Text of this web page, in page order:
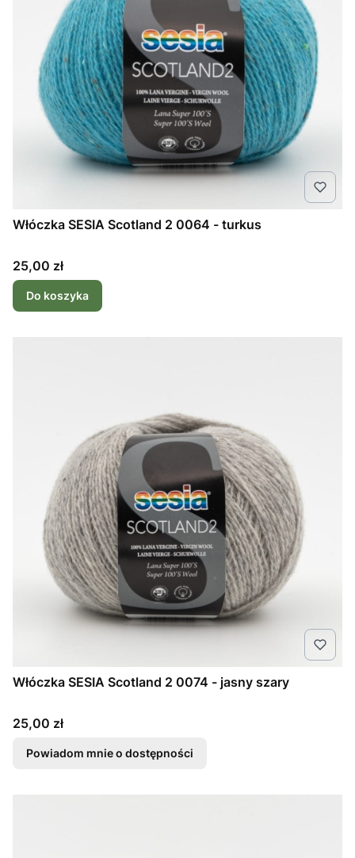
Włóczka SESIA Scotland 2 0064 - turkus
Cena
25,00 zł
Do koszyka
Włóczka SESIA Scotland 2 0074 - jasny szary
Cena
25,00 zł
Powiadom mnie o dostępności